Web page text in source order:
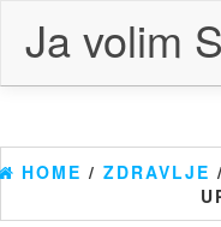
content
Ja volim
HOME / ZDRAVLJE